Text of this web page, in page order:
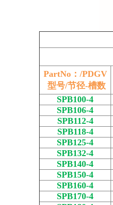
PartNo：/PDGV
型号/节径-槽数
SPB100-4
SPB106-4
SPB112-4
SPB118-4
SPB125-4
SPB132-4
SPB140-4
SPB150-4
SPB160-4
SPB170-4